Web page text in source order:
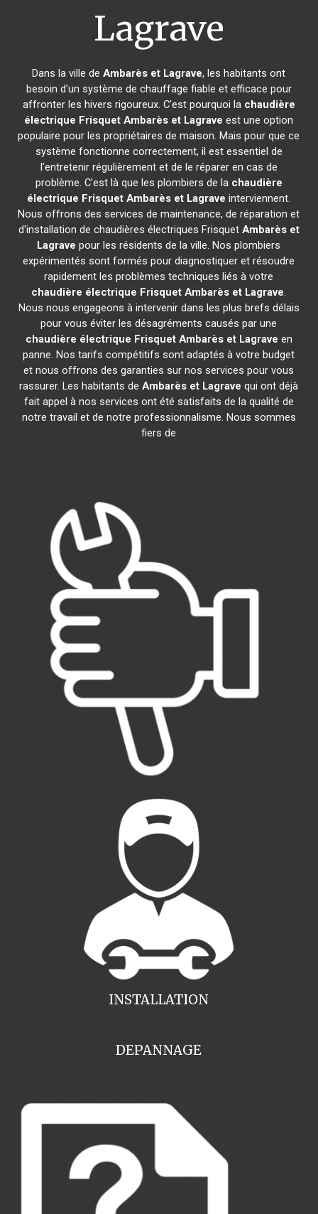
Lagrave
Dans la ville deAmbarès et Lagrave, les habitants ont
besoin d'un système de chauffage fiable et efficace pour
affronter les hivers rigoureux. C'est pourquoi la chaudière
électrique Frisquet Ambarès et Lagrave est une option
populaire pour les propriétaires de maison. Mais pour que ce
système fonctionne correctement, il est essentiel de
l'entretenir régulièrement et de le réparer en cas de
problème. C'est là que les plombiers de la chaudière
électrique Frisquet Ambarès et Lagrave interviennent.
Nous offrons des services de maintenance, de réparation et
d'installation de chaudières électriques Frisquet Ambarès et
Lagrave pour les résidents de la ville. Nos plombiers
expérimentés sont formés pour diagnostiquer et résoudre
rapidement les problèmes techniques liés à votre
chaudière électrique Frisquet Ambarès et Lagrave.
Nous nous engageons à intervenir dans les plus brefs délais
pour vous éviter les désagréments causés par une
chaudière électrique Frisquet Ambarès et Lagrave en
panne. Nos tarifs compétitifs sont adaptés à votre budget
et nous offrons des garanties sur nos services pour vous
rassurer. Les habitants deAmbarès et Lagrave qui ont déjà
fait appel à nos services ont été satisfaits de la qualité de
notre travail et de notre professionnalisme. Nous sommes
fiers de
INSTALLATION
DEPANNAGE